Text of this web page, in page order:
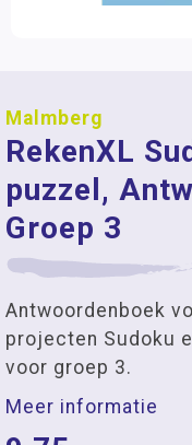
Malmberg
RekenXL
puzzel,
Groep 3
Antwoordenboek
projecten Sudoku
voor groep 3.
Meer informatie